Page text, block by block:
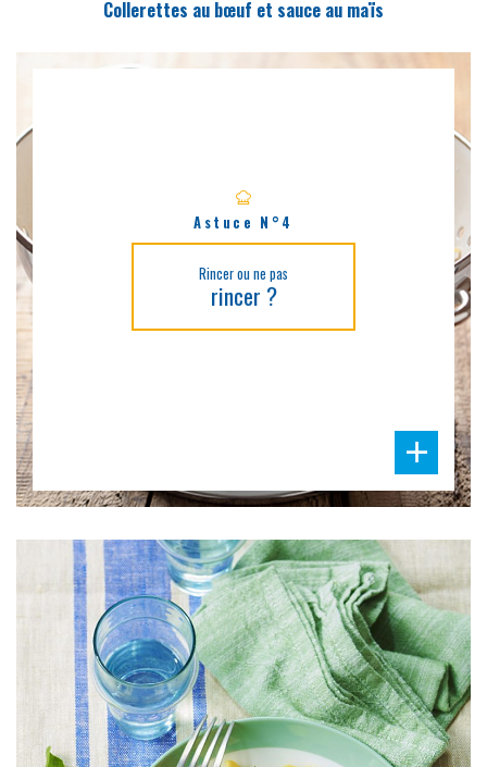
Collerettes au bœuf et sauce au maïs
Astuce N°4
Rincer ou ne pas
rincer ?
DIFFICULTÉ